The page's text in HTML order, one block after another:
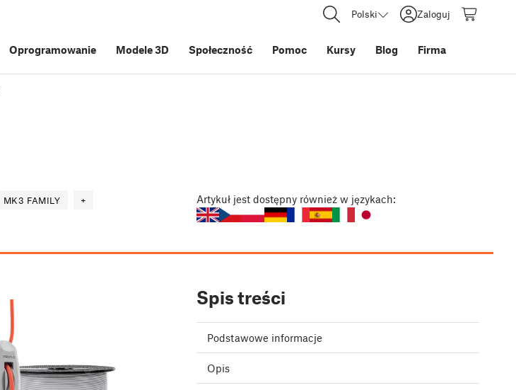
Polski Zaloguj
Oprogramowanie Modele 3D Społeczność Pomoc Kursy Blog Firma
MK3 FAMILY + Artykuł jest dostępny również w językach:
Spis treści
Podstawowe informacje
Opis